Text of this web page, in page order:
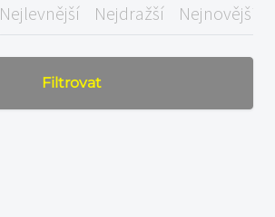
Nejlevnější Nejdražší Nejnovější
Filtrovat